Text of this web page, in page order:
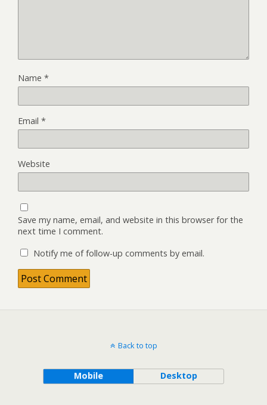
Name *
Email *
Website
Save my name, email, and website in this browser for the
next time I comment.
Notify me of follow-up comments by email.
Back to top
Mobile Desktop